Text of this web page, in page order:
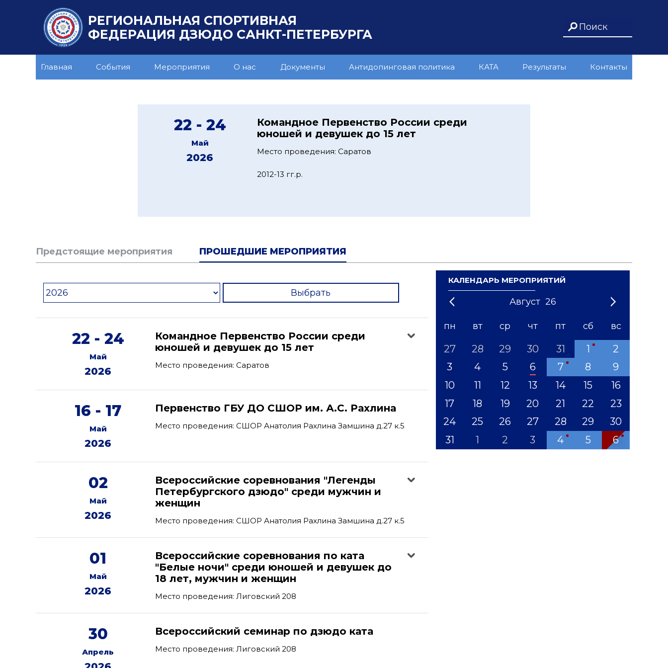
РЕГИОНАЛЬНАЯ СПОРТИВНАЯ
ФЕДЕРАЦИЯ ДЗЮДО САНКТ-ПЕТЕРБУРГА
Главная События Мероприятия О нас Документы Антидопинговая политика КАТА Результаты Контакты
22 - 24
Май
2026
Командное Первенство России среди
юношей и девушек до 15 лет
Место проведения: Саратов
2012-13 гг.р.
Предстоящие мероприятия ПРОШЕДШИЕ МЕРОПРИЯТИЯ
Выбрать
22 - 24
Май
2026
Командное Первенство России среди
юношей и девушек до 15 лет
Место проведения: Саратов
16 - 17
Май
2026
Первенство ГБУ ДО СШОР им. А.С. Рахлина
Место проведения: СШОР Анатолия Рахлина Замшина д.27 к.5
02
Май
2026
Всероссийские соревнования "Легенды
Петербургского дзюдо" среди мужчин и
женщин
Место проведения: СШОР Анатолия Рахлина Замшина д.27 к.5
01
Май
2026
Всероссийские соревнования по ката
"Белые ночи" среди юношей и девушек до
18 лет, мужчин и женщин
Место проведения: Лиговский 208
30
Апрель
Всероссийский семинар по дзюдо ката
Место проведения: Лиговский 208
КАЛЕНДАРЬ МЕРОПРИЯТИЙ
Август 26
1 3 5 8 10 12
'21 '23 '24 '25 '26 '27 '28 '29 '31
пн вт ср чт пт сб вс
27 28 29 30 31 1
2
3
4 5 6 7 8
9
10
11 12 13 14 15
16
17
18 19 20 21 22
23
24
25 26 27 28 29
30
31
1 2 3 4 5 6